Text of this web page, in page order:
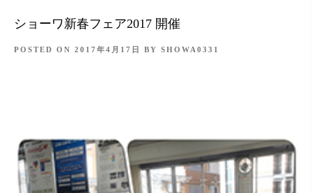
ショーワ新春フェア2017 開催
POSTED ON 2017年4月17日 BY SHOWA0331